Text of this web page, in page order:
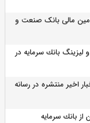
مالی بانک صنعت و
ليزينگ بانك سرمايه در
اخیر منتشره در رسانه
از بانك سرمايه